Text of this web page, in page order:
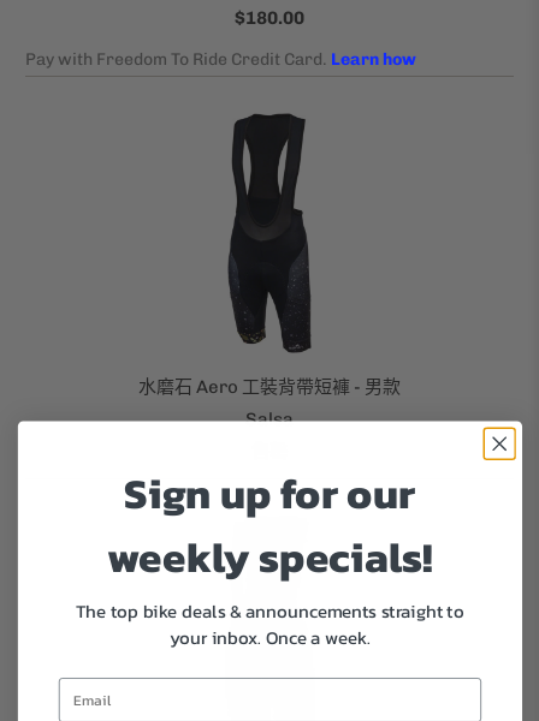
$180.00
水磨石 Aero 工裝背帶短褲 - 男款
Salsa
Sign up for our
weekly specials!
The top bike deals & announcements straight to
your inbox. Once a week.